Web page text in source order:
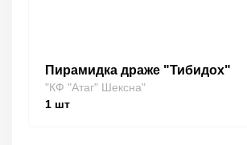
Пирамидка драже "Тибидох"
"КФ "Атаг" Шексна"
1 шт